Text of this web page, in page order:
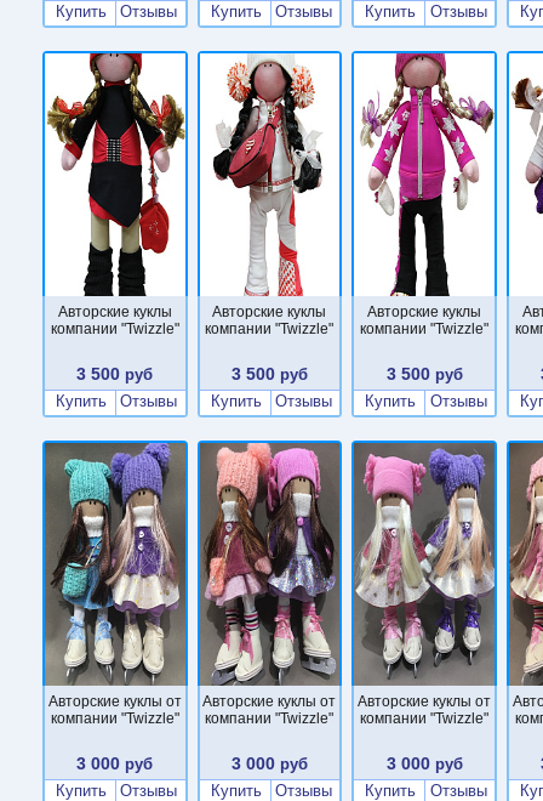
Купить
Отзывы
Купить
Отзывы
Купить
Отзывы
Авторские куклы
компании "Twizzle"
3 500 руб
Купить
Отзывы
Авторские куклы
компании "Twizzle"
3 500 руб
Купить
Отзывы
Авторские куклы
компании "Twizzle"
3 500руб
Купить
Отзывы
Авторские куклы от
компании "Twizzle"
3 000 руб
Купить
Отзывы
Авторские куклы от
компании "Twizzle"
3 000 руб
Купить
Отзывы
Авторские куклы от
компании "Twizzle"
3 000руб
Купить
Отзывы